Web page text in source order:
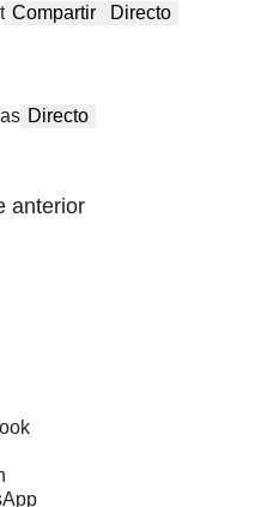
Compartir Directo
Directo
anterior